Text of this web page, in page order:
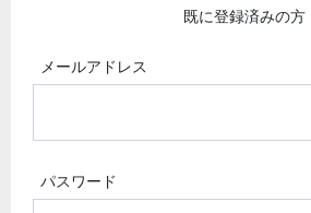
既に登録済みの方
メールアドレス
パスワード